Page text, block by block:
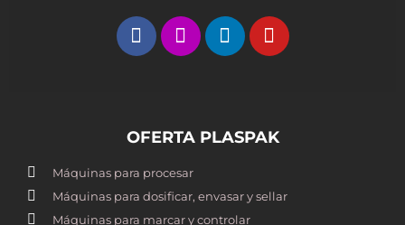
OFERTA PLASPAK
Máquinas para procesar
Máquinas para dosificar, envasar y sellar
Máquinas para marcar y controlar